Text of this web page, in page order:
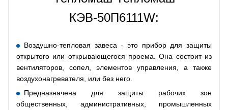
КЭВ-50П6111W:
Воздушно-тепловая завеса - это прибор для защиты
открытого или открывающегося проема. Она состоит из
вентиляторов, сопел, элементов управления, а также
воздухонагревателя, или без него.
Предназначена для защиты рабочих зон
общественных, административных, промышленных